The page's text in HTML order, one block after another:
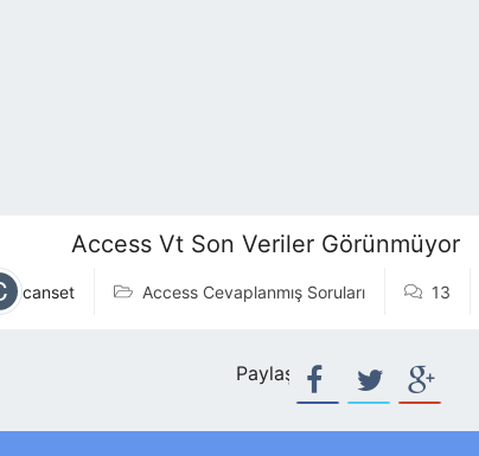
Access Vt Son Veriler Görünmüyor
canset Access Cevaplanmış Soruları 13
Paylaş: